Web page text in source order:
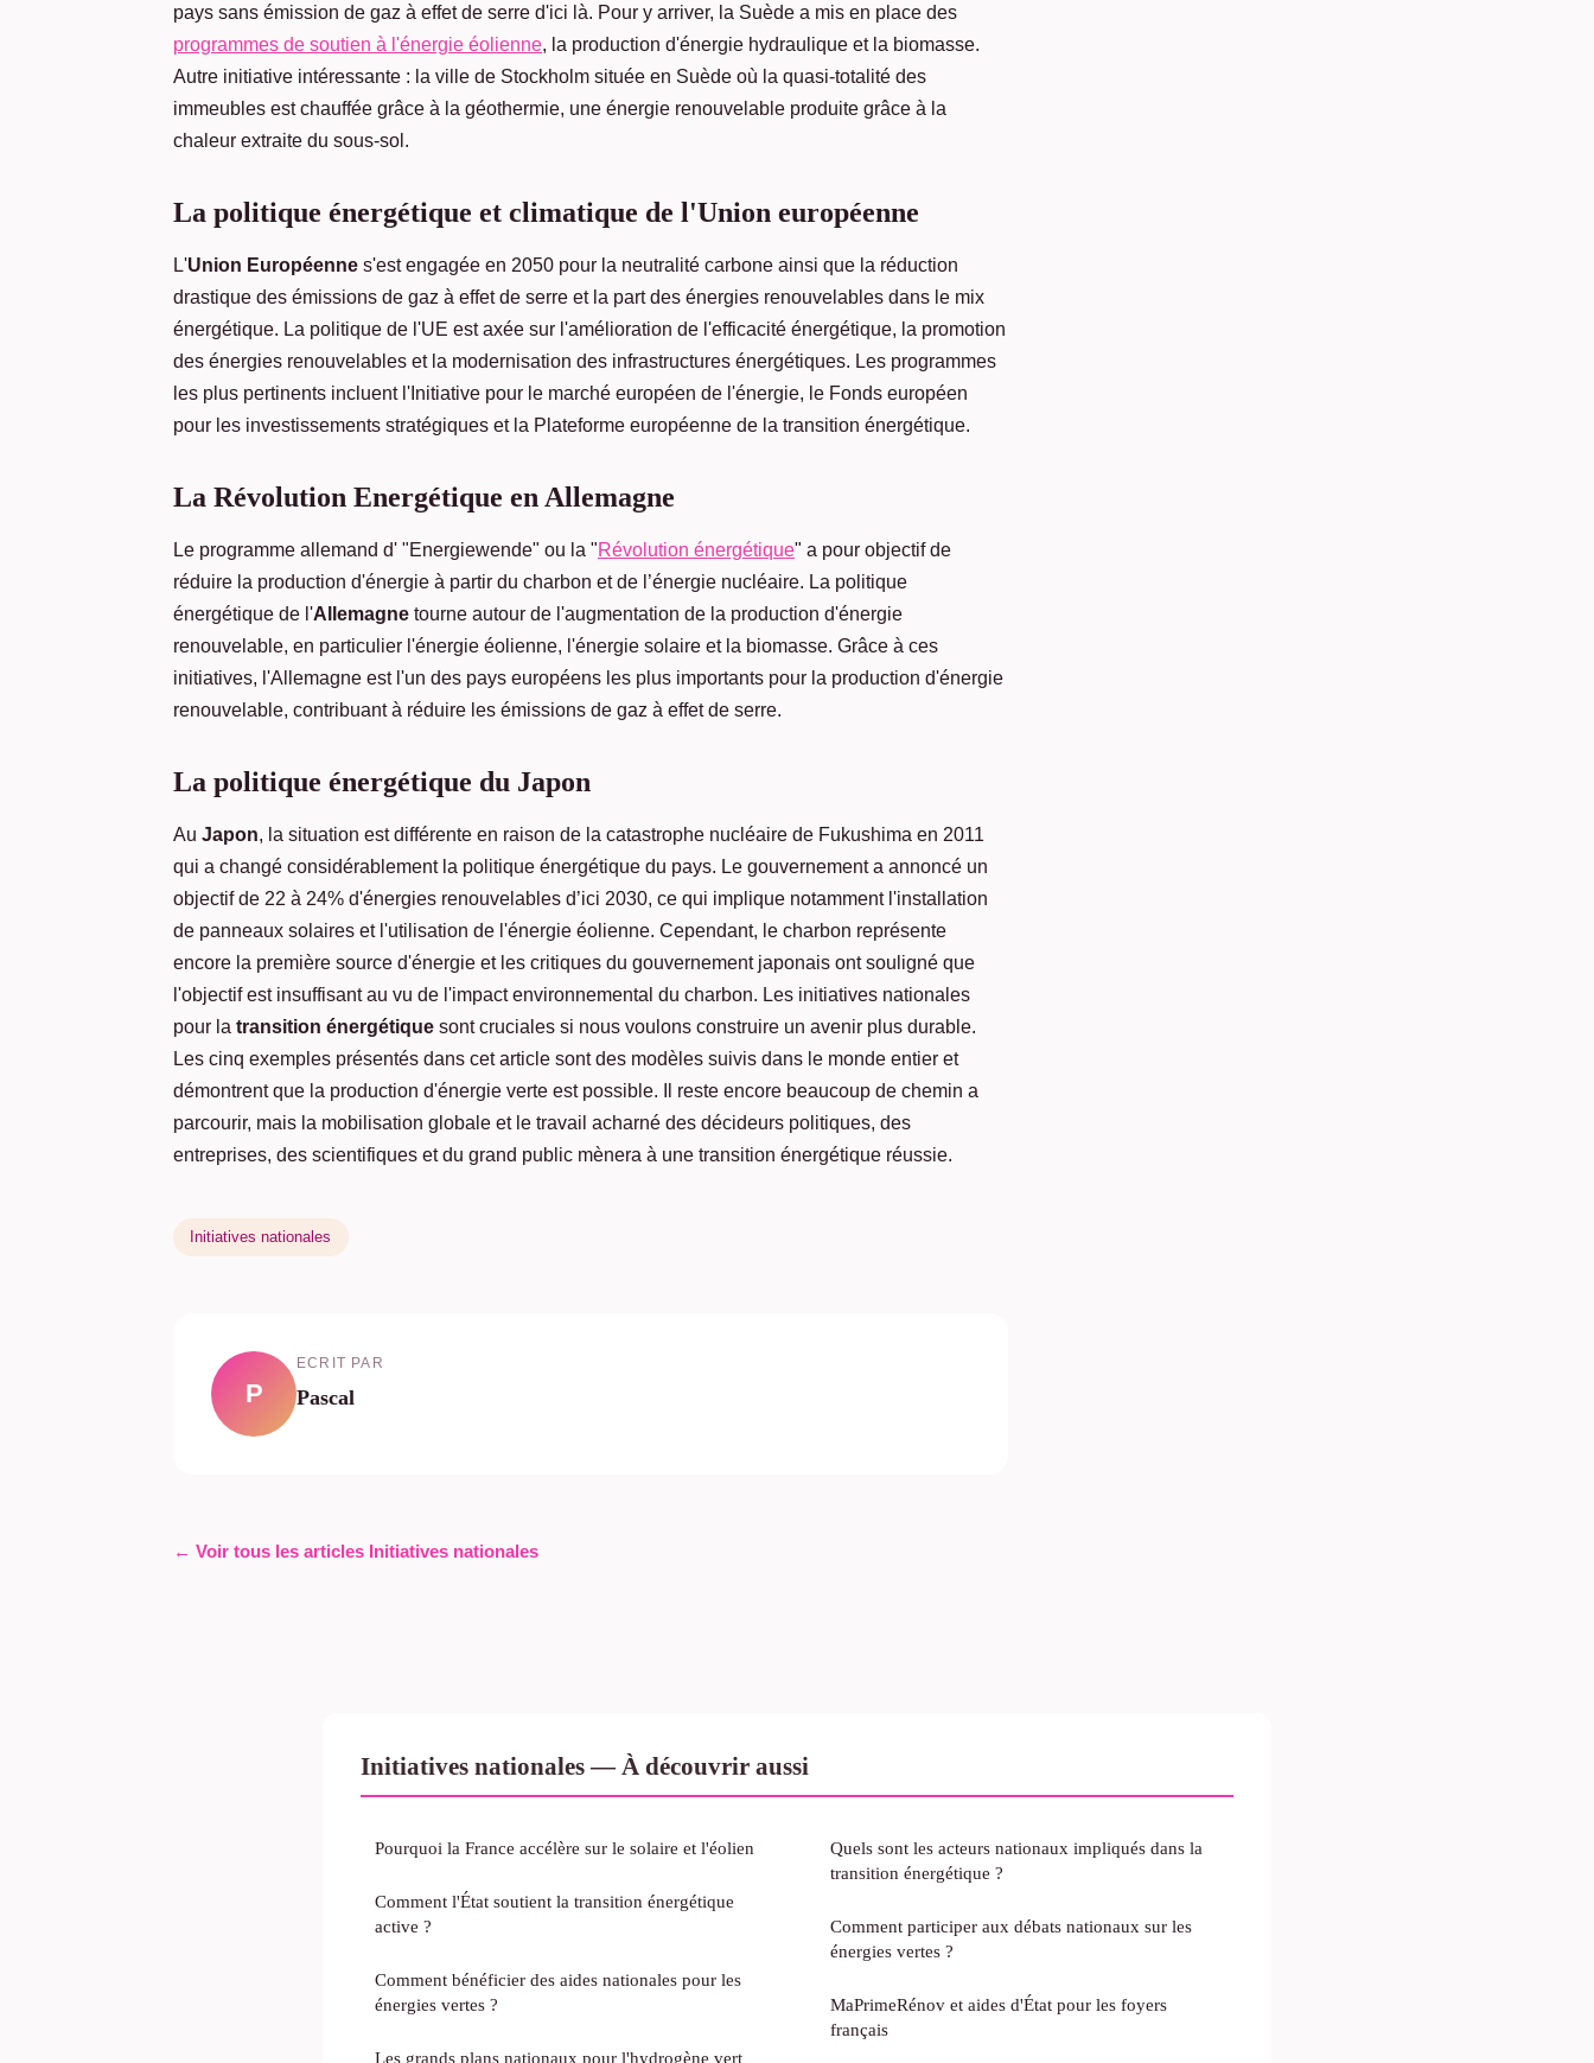
pays sans émission de gaz à effet de serre d'ici là. Pour y arriver, la Suède a mis en place des
programmes de soutien à l'énergie éolienne, la production d'énergie hydraulique et la biomasse.
Autre initiative intéressante : la ville de Stockholm située en Suède où la quasi-totalité des
immeubles est chauffée grâce à la géothermie, une énergie renouvelable produite grâce à la
chaleur extraite du sous-sol.
La politique énergétique et climatique de l'Union européenne
L'Union Européenne s'est engagée en 2050 pour la neutralité carbone ainsi que la réduction
drastique des émissions de gaz à effet de serre et la part des énergies renouvelables dans le mix
énergétique. La politique de l'UE est axée sur l'amélioration de l'efficacité énergétique, la promotion
des énergies renouvelables et la modernisation des infrastructures énergétiques. Les programmes
les plus pertinents incluent l'Initiative pour le marché européen de l'énergie, le Fonds européen
pour les investissements stratégiques et la Plateforme européenne de la transition énergétique.
La Révolution Energétique en Allemagne
Le programme allemand d' "Energiewende" ou la "Révolution énergétique" a pour objectif de
réduire la production d'énergie à partir du charbon et de l’énergie nucléaire. La politique
énergétique de l'Allemagne tourne autour de l'augmentation de la production d'énergie
renouvelable, en particulier l'énergie éolienne, l'énergie solaire et la biomasse. Grâce à ces
initiatives, l'Allemagne est l'un des pays européens les plus importants pour la production d'énergie
renouvelable, contribuant à réduire les émissions de gaz à effet de serre.
La politique énergétique du Japon
Au Japon, la situation est différente en raison de la catastrophe nucléaire de Fukushima en 2011
qui a changé considérablement la politique énergétique du pays. Le gouvernement a annoncé un
objectif de 22 à 24% d'énergies renouvelables d’ici 2030, ce qui implique notamment l'installation
de panneaux solaires et l'utilisation de l'énergie éolienne. Cependant, le charbon représente
encore la première source d'énergie et les critiques du gouvernement japonais ont souligné que
l'objectif est insuffisant au vu de l'impact environnemental du charbon. Les initiatives nationales
pour la transition énergétique sont cruciales si nous voulons construire un avenir plus durable.
Les cinq exemples présentés dans cet article sont des modèles suivis dans le monde entier et
démontrent que la production d'énergie verte est possible. Il reste encore beaucoup de chemin a
parcourir, mais la mobilisation globale et le travail acharné des décideurs politiques, des
entreprises, des scientifiques et du grand public mènera à une transition énergétique réussie.
Initiatives nationales
P
ECRIT PAR
Pascal
← Voir tous les articles Initiatives nationales
Initiatives nationales — À découvrir aussi
Pourquoi la France accélère sur le solaire et l'éolien
Comment l'État soutient la transition énergétique
active ?
Comment bénéficier des aides nationales pour les
énergies vertes ?
Les grands plans nationaux pour l'hydrogène vert
Quels sont les acteurs nationaux impliqués dans la
transition énergétique ?
Comment participer aux débats nationaux sur les
énergies vertes ?
MaPrimeRénov et aides d'État pour les foyers
français